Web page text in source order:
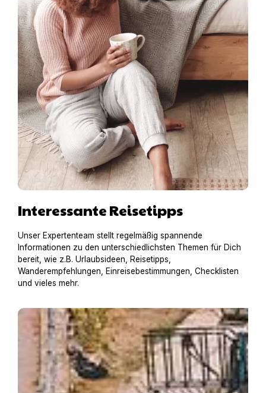
Interessante Reisetipps
Unser Expertenteam stellt regelmäßig spannende
Informationen zu den unterschiedlichsten Themen für Dich
bereit, wie z.B. Urlaubsideen, Reisetipps,
Wanderempfehlungen, Einreisebestimmungen, Checklisten
und vieles mehr.
Hausboot mit Hund